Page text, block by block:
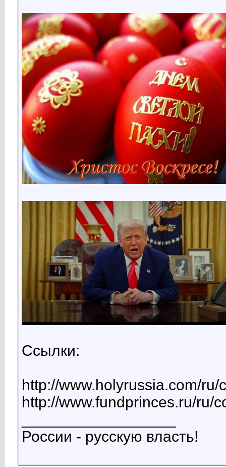
Ссылки:
http://www.holyrussia.com/ru/
http://www.fundprinces.ru/ru/
России - русскую власть!